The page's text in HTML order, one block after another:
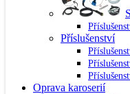
Příslušenství
Oprava karoserií